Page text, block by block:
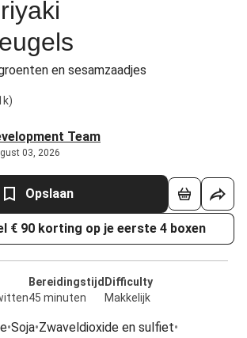
en sesamzaadjes
)
Team
03, 2026
Opslaan
€ 90 korting op je eerste 4 boxen
Bereidingstijd
45 minuten
Difficulty
Makkelijk
•Soja•Zwaveldioxide en sulfiet•